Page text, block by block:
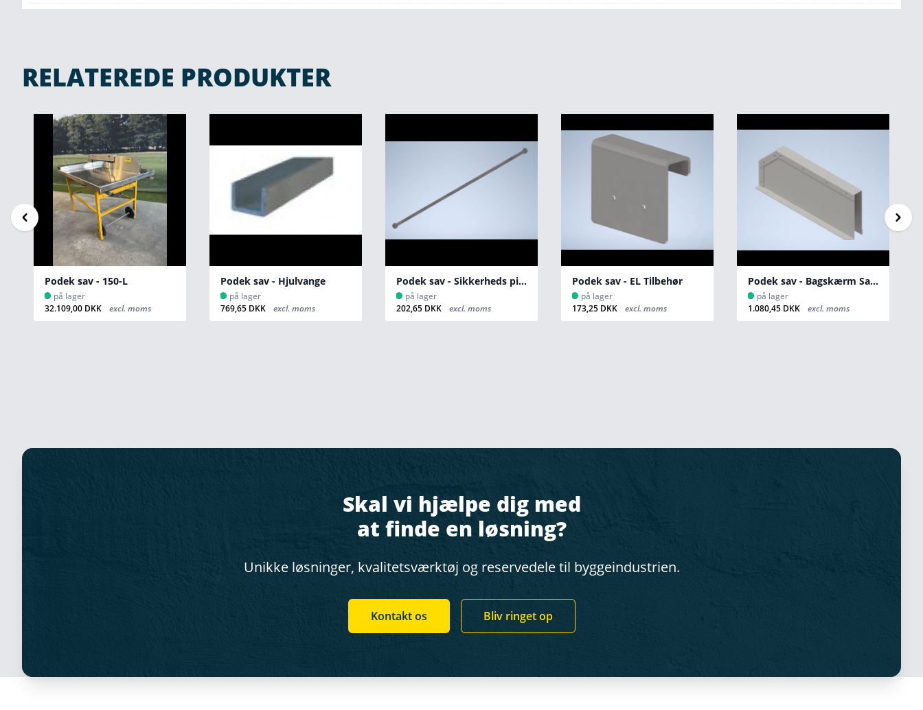
RELATEREDE PRODUKTER
Podek sav - 150-L
på lager
32.109,00 DKK
excl. moms
Podek sav - Hjulvange
på lager
769,65 DKK
excl. moms
Podek sav - Sikkerheds pind
på lager
202,65 DKK
excl. moms
Podek sav - EL Tilbehør
på lager
173,25 DKK
excl. moms
Podek sav - Bagskærm Samlede 250
på lager
1.080,45 DKK
excl. moms
Skal vi hjælpe dig med
at finde en løsning?
Unikke løsninger, kvalitetsværktøj og reservedele til byggeindustrien.
Kontakt os Bliv ringet op